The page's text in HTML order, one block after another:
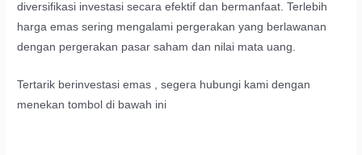
diversifikasi investasi secara efektif dan bermanfaat. Terlebih
harga emas sering mengalami pergerakan yang berlawanan
dengan pergerakan pasar saham dan nilai mata uang.
Tertarik berinvestasi emas , segera hubungi kami dengan
menekan tombol di bawah ini